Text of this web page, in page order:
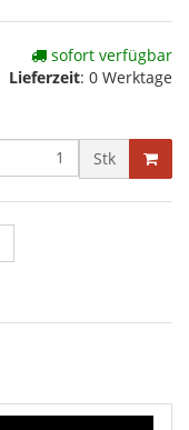
sofort verfügbar
Lieferzeit: 0 Werktage
Stk